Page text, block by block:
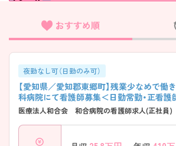
フリーワード検索
おすすめ順
夜勤なし可（日勤のみ可）
【愛知県／愛知郡東郷町】残業少なめで
科病院にて看護師募集＜日勤常勤・正看護
医療法人和合会 和合病院の看護師求人(正社員)